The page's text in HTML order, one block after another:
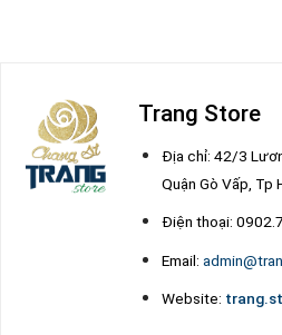
Trang Store
Địa chỉ: 42/3
Quận Gò Vấp, Tp
Điện thoại:
Email:
Website: